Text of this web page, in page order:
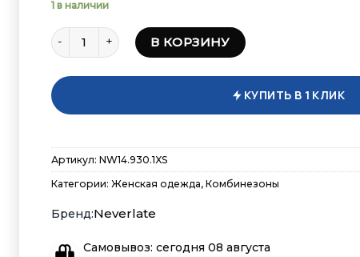
1 в наличии
Количество товара Комбинезон женский NW14.930.1
В КОРЗИНУ
КУПИТЬ В 1 КЛИК
Артикул: NW14.930.1XS
Категории: Женская одежда, Комбинезоны
Neverlate
Самовывоз: сегодня 08 августа